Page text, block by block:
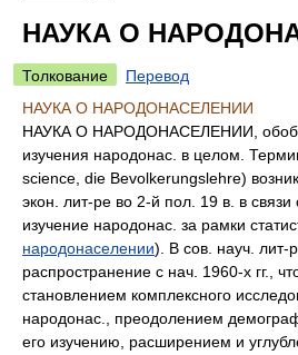
НАУКА О
Толкование
Перевод
НАУКА О НАРОДОНАСЕЛЕНИИ
НАУКА О НАРОДОНАСЕЛЕНИИ,
изучения народонас. в целом.
science, die Bevolkerungslehre)
экон. лит-ре во 2-й пол. 19 в. в
изучение народонас. за рамки
народонаселении). В сов. науч. лит-
распространение с нач. 1960-х гг.,
становлением комплексного
народонас., преодолением
его изучению, расширением и